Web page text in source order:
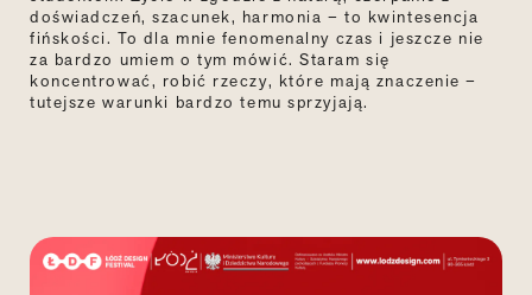
doświadczeń, szacunek, harmonia – to kwintesencja
fińskości. To dla mnie fenomenalny czas i jeszcze nie
za bardzo umiem o tym mówić. Staram się
koncentrować, robić rzeczy, które mają znaczenie –
tutejsze warunki bardzo temu sprzyjają.